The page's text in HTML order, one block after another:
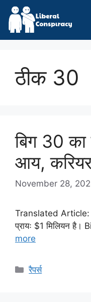
Skip
content
ठीक 30
बिग 30 का
आय,
November 28,
Translated Article:
प्रायः $1 मिलियन
more
Categories
रैपर्स